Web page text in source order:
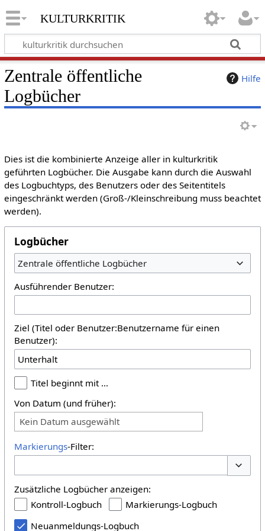
kulturkritik
Hilfe
Zentrale öffentliche
Logbücher
Dies ist die kombinierte Anzeige aller in kulturkritik
geführten Logbücher. Die Ausgabe kann durch die Auswahl
des Logbuchtyps, des Benutzers oder des Seitentitels
eingeschränkt werden (Groß-/Kleinschreibung muss beachtet
werden).
Logbücher
Zentrale öffentliche Logbücher
Ausführender Benutzer:
Ziel (Titel oder Benutzer:Benutzername für einen
Benutzer):
Titel beginnt mit …
Von Datum (und früher):
Kein Datum ausgewählt
Markierungs-Filter:
Zusätzliche Logbücher anzeigen:
Kontroll-Logbuch
Markierungs-Logbuch
Neuanmeldungs-Logbuch